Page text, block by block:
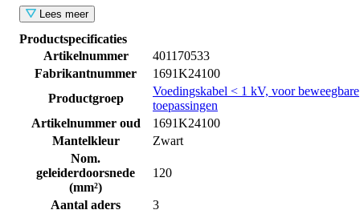
Lees meer
Productspecificaties
Artikelnummer
401170533
Fabrikantnummer
1691K24100
Productgroep
Voedingskabel < 1 kV, voor beweegbare
toepassingen
Artikelnummer oud
1691K24100
Mantelkleur
Zwart
Nom.
geleiderdoorsnede
(mm²)
120
Aantal aders
3